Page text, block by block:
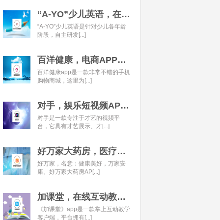
“A-YO”少儿英语，在线语言学习平台开发经典案例
“A-YO”少儿英语是针对少儿各年龄
阶段，自主研发[...]
百洋健康，电商APP开发经典案例
百洋健康app是一款非常不错的手机
购物商城，这里为[...]
对手，娱乐短视频APP开发经典案例
对手是一款专注于才艺的视频平
台，它具有才艺展示、才[...]
好万家大药房，医疗健康APP开发经典案例
好万家，名意：健康美好，万家安
康。好万家大药房AP[...]
加课堂，在线互动教育APP经典案例
《加课堂》app是一款掌上互动教学
客户端，平台拥有[...]